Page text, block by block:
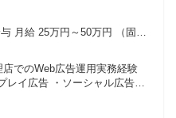
月給 25万円～50万円 （固定
） 固定残業時間を超えた勤務
ワーク手当
定残業代は変動する場合がご
でのWeb広告運用実務経験
レイ広告 ・ソーシャル広告の